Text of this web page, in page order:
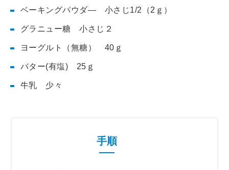
ベーキングパウダ― 小さじ1/2（2ｇ）
グラニュー糖 小さじ２
ヨーグルト（無糖） 40ｇ
バター(有塩) 25ｇ
牛乳 少々
手順